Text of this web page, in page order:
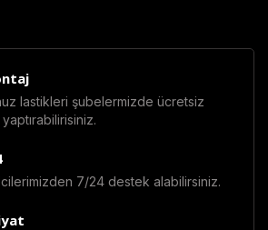
lastikleri şubelermizde ücretsiz
7/24 destek alabilirsiniz.